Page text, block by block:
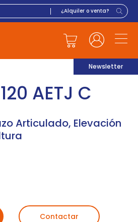
Newsletter
AETJ C
Articulado, Elevación
Contactar